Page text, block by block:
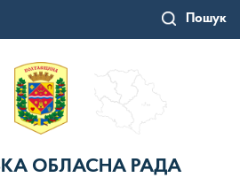
Пошук
ОБЛАСНА РАДА